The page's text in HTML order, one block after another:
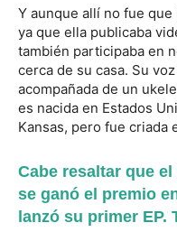
Y aunque allí no fue que
ya que ella publicaba
también participaba en
cerca de su casa. Su
acompañada de un
es nacida en Estados
Kansas, pero fue criada
Cabe resaltar que
se ganó el premio
lanzó su primer